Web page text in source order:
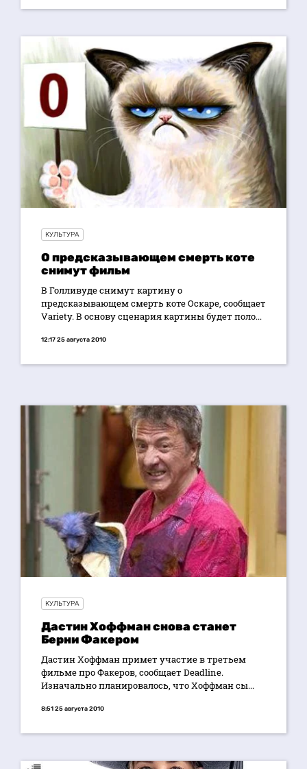
КУЛЬТУРА
О предсказывающем смерть коте
снимут фильм
В Голливуде снимут картину о
предсказывающем смерть коте Оскаре, сообщает
Variety. В основу сценария картины будет поло...
12:17 25 августа 2010
КУЛЬТУРА
Дастин Хоффман снова станет
Берни Факером
Дастин Хоффман примет участие в третьем
фильме про Факеров, сообщает Deadline.
Изначально планировалось, что Хоффман сы...
8:51 25 августа 2010